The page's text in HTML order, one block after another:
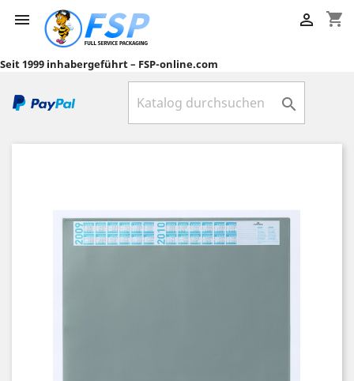
 shopping_cart

Seit 1999 inhabergeführt – FSP-online.com
